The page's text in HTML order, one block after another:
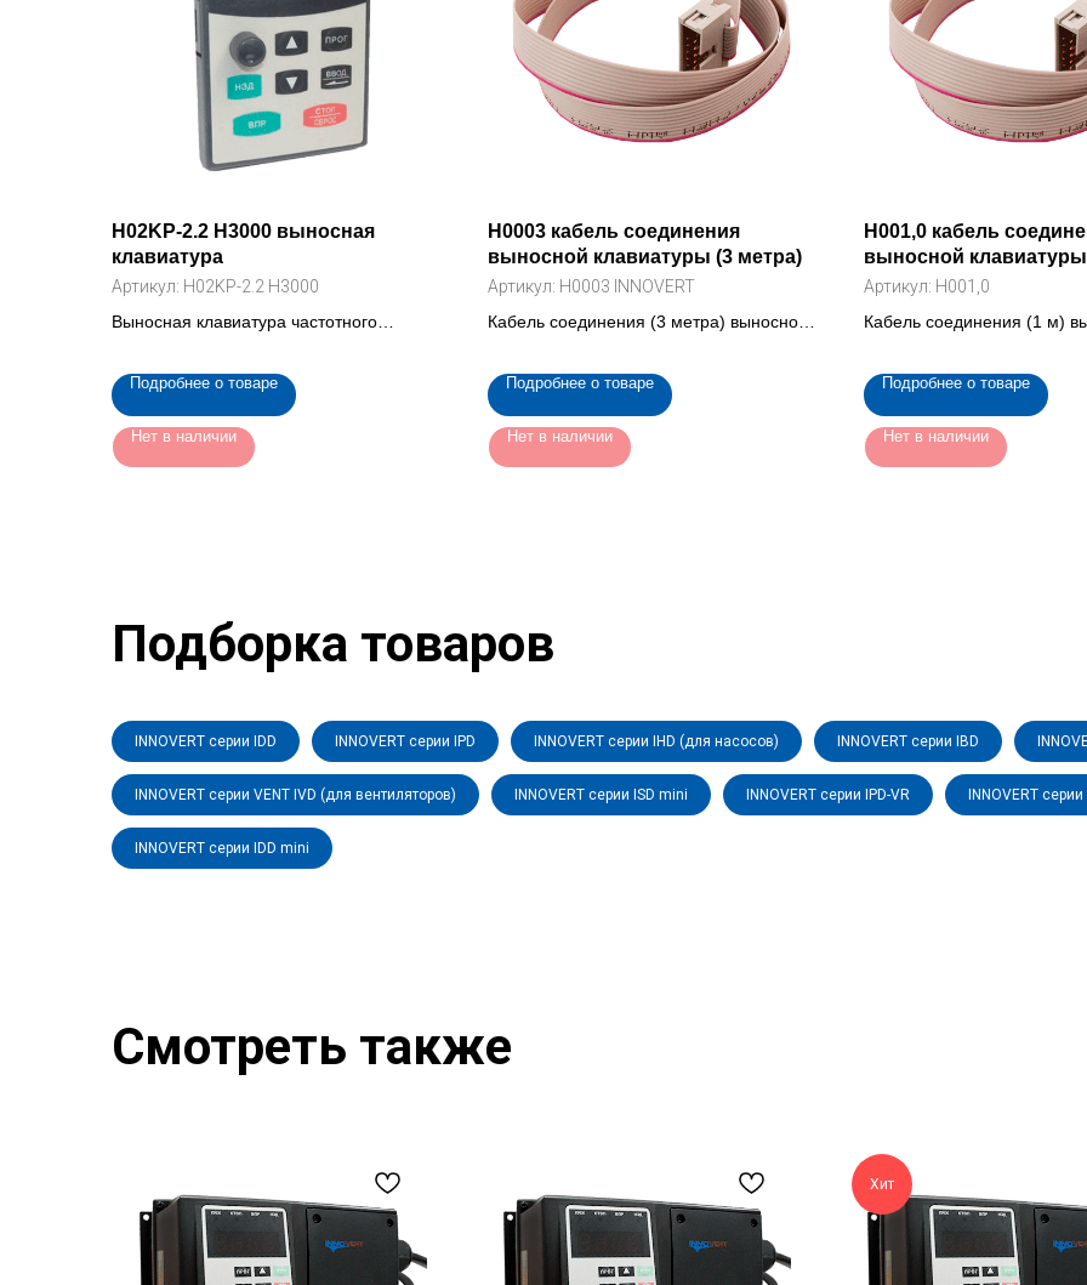
H02KP-2.2 H3000 выносная
клавиатура
Артикул: H02KP-2.2 H3000
Выносная клавиатура частотного
кВт.
Подробнее о товаре
Нет в наличии
H0003 кабель соединения
выносной клавиатуры (3 метра)
Артикул: H0003 INNOVERT
Кабель соединения (3 метра) выносной
преобразователя (H0003 INNOVERT)
Подробнее о товаре
Нет в наличии
H001,0 кабель
выносной
Артикул: H001,0
Кабель соединения (1 м)
(H001)
Подробнее о товаре
Нет в наличии
Подборка товаров
INNOVERT серии IDD INNOVERT серии IPD INNOVERT серии IHD (для насосов) INNOVERT серии IBD
INNOVERT серии VENT IVD (для вентиляторов) INNOVERT серии ISD mini INNOVERT серии IPD-VR INNOVERT серии
INNOVERT серии IDD mini
Смотреть также
Хит